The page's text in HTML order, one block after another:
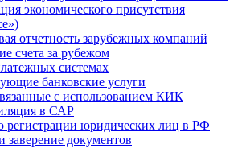
экономического присутствия
отчетность зарубежных компаний
счета за рубежом
системах
банковские услуги
с использованием КИК
в САР
регистрации юридических лиц в РФ
заверение документов